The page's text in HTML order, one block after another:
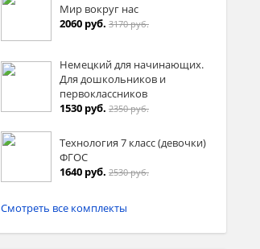
Мир вокруг нас
2060 руб. 3170 руб.
Немецкий для начинающих.
Для дошкольников и
первоклассников
1530 руб. 2350 руб.
Технология 7 класс (девочки)
ФГОС
1640 руб. 2530 руб.
Смотреть все комплекты